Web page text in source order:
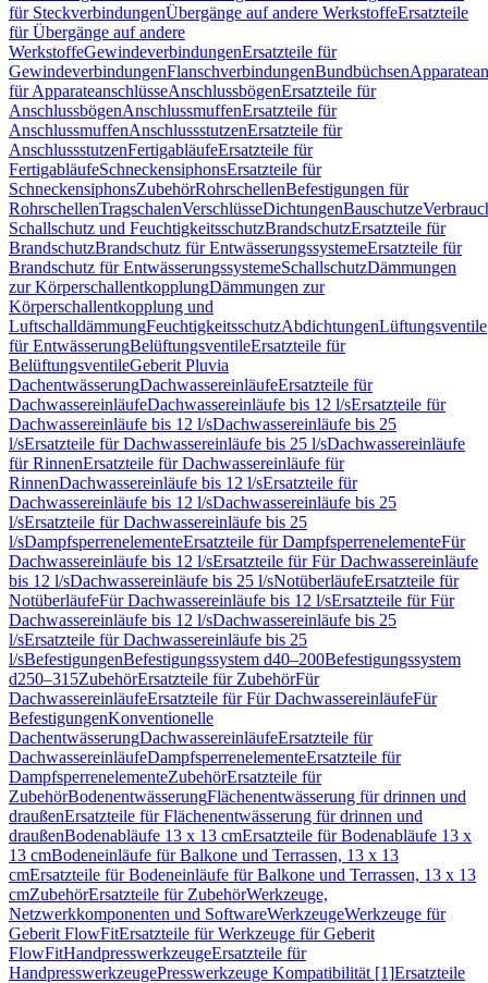
für SteckverbindungenÜbergänge auf andere WerkstoffeErsatzteile
für Übergänge auf andere
WerkstoffeGewindeverbindungenErsatzteile für
GewindeverbindungenFlanschverbindungenBundbüchsen
für ApparateanschlüsseAnschlussbögenErsatzteile für
AnschlussbögenAnschlussmuffenErsatzteile für
AnschlussmuffenAnschlussstutzenErsatzteile für
AnschlussstutzenFertigabläufeErsatzteile für
FertigabläufeSchneckensiphonsErsatzteile für
SchneckensiphonsZubehörRohrschellenBefestigungen für
RohrschellenTragschalenVerschlüsseDichtungenBauschutze
Schallschutz und FeuchtigkeitsschutzBrandschutzErsatzteile für
BrandschutzBrandschutz für EntwässerungssystemeErsatzteile für
Brandschutz für EntwässerungssystemeSchallschutzDämmungen
zur KörperschallentkopplungDämmungen zur
Körperschallentkopplung und
LuftschalldämmungFeuchtigkeitsschutzAbdichtungenLüftungsventile
für EntwässerungBelüftungsventileErsatzteile für
BelüftungsventileGeberit Pluvia
DachentwässerungDachwassereinläufeErsatzteile für
DachwassereinläufeDachwassereinläufe bis 12 l/sErsatzteile für
Dachwassereinläufe bis 12 l/sDachwassereinläufe bis 25
l/sErsatzteile für Dachwassereinläufe bis 25 l/sDachwassereinläufe
für RinnenErsatzteile für Dachwassereinläufe für
RinnenDachwassereinläufe bis 12 l/sErsatzteile für
Dachwassereinläufe bis 12 l/sDachwassereinläufe bis 25
l/sErsatzteile für Dachwassereinläufe bis 25
l/sDampfsperrenelementeErsatzteile für DampfsperrenelementeFür
Dachwassereinläufe bis 12 l/sErsatzteile für Für Dachwassereinläufe
bis 12 l/sDachwassereinläufe bis 25 l/sNotüberläufeErsatzteile für
NotüberläufeFür Dachwassereinläufe bis 12 l/sErsatzteile für Für
Dachwassereinläufe bis 12 l/sDachwassereinläufe bis 25
l/sErsatzteile für Dachwassereinläufe bis 25
l/sBefestigungenBefestigungssystem d40–200Befestigungssystem
d250–315ZubehörErsatzteile für ZubehörFür
DachwassereinläufeErsatzteile für Für DachwassereinläufeFür
BefestigungenKonventionelle
DachentwässerungDachwassereinläufeErsatzteile für
DachwassereinläufeDampfsperrenelementeErsatzteile für
DampfsperrenelementeZubehörErsatzteile für
ZubehörBodenentwässerungFlächenentwässerung für drinnen und
draußenErsatzteile für Flächenentwässerung für drinnen und
draußenBodenabläufe 13 x 13 cmErsatzteile für Bodenabläufe 13 x
13 cmBodeneinläufe für Balkone und Terrassen, 13 x 13
cmErsatzteile für Bodeneinläufe für Balkone und Terrassen, 13 x 13
cmZubehörErsatzteile für ZubehörWerkzeuge,
Netzwerkkomponenten und SoftwareWerkzeugeWerkzeuge für
Geberit FlowFitErsatzteile für Werkzeuge für Geberit
FlowFitHandpresswerkzeugeErsatzteile für
HandpresswerkzeugePresswerkzeuge Kompatibilität [1]Ersatzteile